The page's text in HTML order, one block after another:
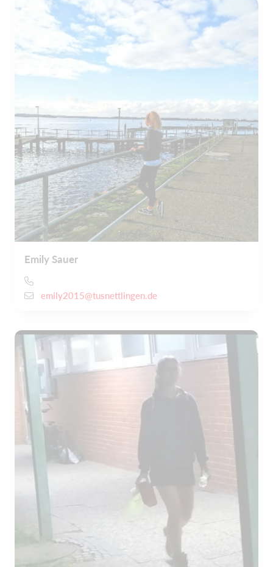
Emily Sauer
emily2015@tusnettlingen.de